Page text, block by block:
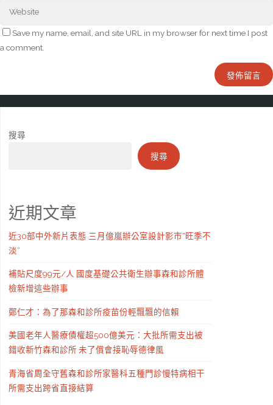
Save my name, email, and site URL in my browser for next time I post
a comment.
搜尋
搜尋
近期文章
近30部中外新片表態 三月億嵐辦公室設計影市“旺季不
淡”
補貼尺度99元/人 國度基礎公共衛生辦事森和診所體
檢新增這些辦事
鄭仁才：為了那森和診所疫苗份輕飄飄的信賴
美國老年人醫療債權超500億美元：大批所需支出被
錯收新竹森和診所 未了償會接恥辱德律風
青海省周全守舊森和診所家醫科五種門診慢特病相干
所需支出跨省直接結算